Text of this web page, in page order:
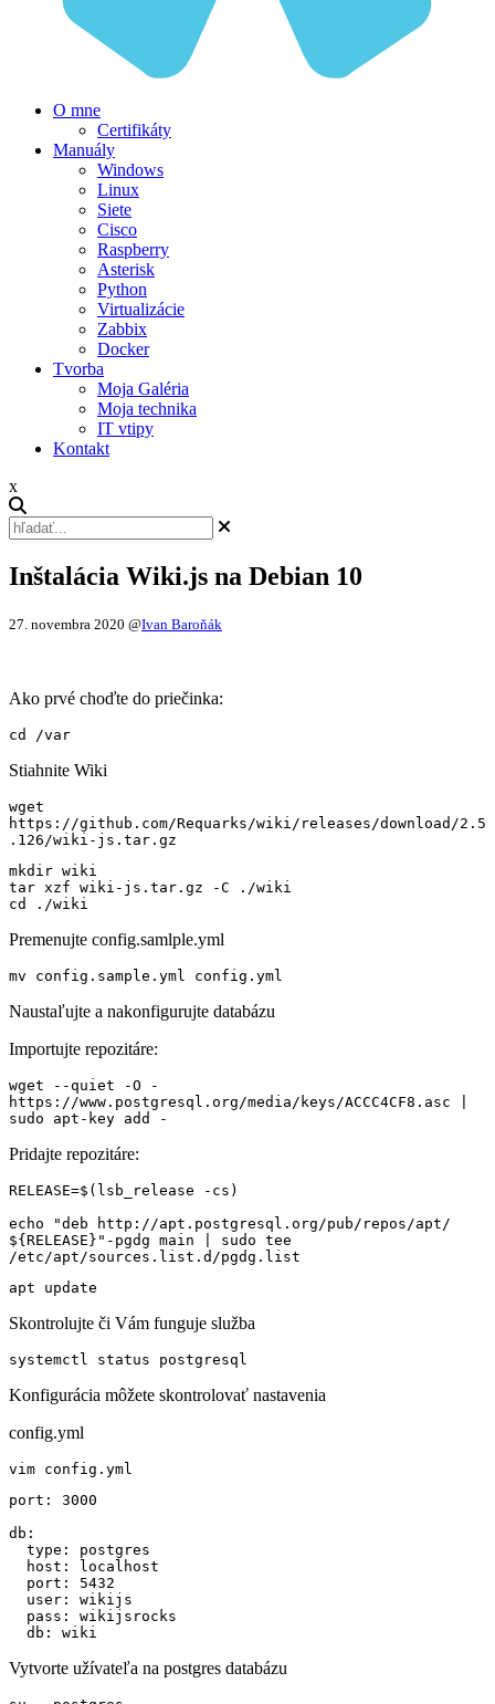
O mne
Certifikáty
Manuály
Windows
Linux
Siete
Cisco
Raspberry
Asterisk
Python
Virtualizácie
Zabbix
Docker
Tvorba
Moja Galéria
Moja technika
IT vtipy
Kontakt
x
Inštalácia Wiki.js na Debian 10
27. novembra 2020 @Ivan Baroňák
Ako prvé choďte do priečinka:
cd /var
Stiahnite Wiki
wget
https://github.com/Requarks/wiki/releases/download/2.5
.126/wiki-js.tar.gz
mkdir wiki
tar xzf wiki-js.tar.gz -C ./wiki
cd ./wiki
Premenujte config.samlple.yml
mv config.sample.yml config.yml
Naustaľujte a nakonfigurujte databázu
Importujte repozitáre:
wget --quiet -O -
https://www.postgresql.org/media/keys/ACCC4CF8.asc |
sudo apt-key add -
Pridajte repozitáre:
RELEASE=$(lsb_release -cs)
echo "deb http://apt.postgresql.org/pub/repos/apt/
${RELEASE}"-pgdg main | sudo tee
/etc/apt/sources.list.d/pgdg.list
apt update
Skontrolujte či Vám funguje služba
systemctl status postgresql
Konfigurácia môžete skontrolovať nastavenia
config.yml
vim config.yml
port: 3000
db:
  db: wiki
Vytvorte užívateľa na postgres databázu